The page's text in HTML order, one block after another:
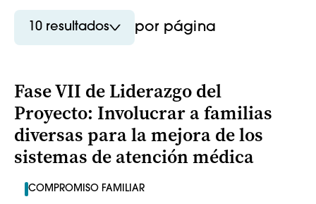
10 resultados por página
Fase VII de Liderazgo del
Proyecto: Involucrar a familias
diversas para la mejora de los
sistemas de atención médica
COMPROMISO FAMILIAR